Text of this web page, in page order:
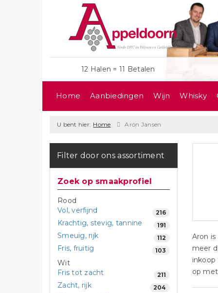
12 Halen = 11 Betalen
Home Aanbiedingen Wijn Whisky
U bent hier: Home Aron Jansen
Filter door ons assortiment
Zoek op smaakprofiel
Rood
Vol, verfijnd
216
Krachtig, stevig, tannine 191
Smeuïg, rijk 112
Fris, fruitig 103
Wit
Fris tot zacht
211
Zacht, rijk 204
Aron
meer
op